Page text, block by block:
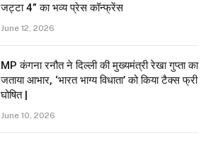
जट्टा 4” का भव्य प्रेस कॉन्फ्रेंस
June 12, 2026
MP कंगना रनौत ने दिल्ली की मुख्यमंत्री रेखा गुप्ता का
जताया आभार, ‘भारत भाग्य विधाता’ को किया टैक्स फ्री
घोषित |
June 10, 2026